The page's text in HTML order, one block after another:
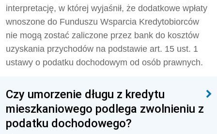
interpretację, w której wyjaśnił, że dodatkowe wpłaty
wnoszone do Funduszu Wsparcia Kredytobiorców
nie mogą zostać zaliczone przez bank do kosztów
uzyskania przychodów na podstawie art. 15 ust. 1
ustawy o podatku dochodowym od osób prawnych.
Czy umorzenie długu z kredytu
mieszkaniowego podlega zwolnieniu z
podatku dochodowego?